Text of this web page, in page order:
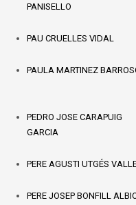
PANISELLO
PAU CRUELLES VIDAL
PAULA MARTINEZ
PEDRO JOSE CARAPUIG
GARCIA
PERE AGUSTI UTGÉS
PERE JOSEP BONFILL